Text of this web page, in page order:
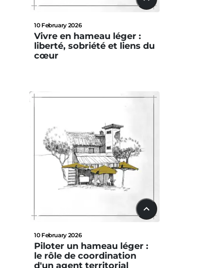
10 February 2026
Vivre en hameau léger :
liberté, sobriété et liens du
cœur
10 February 2026
Piloter un hameau léger :
le rôle de coordination
d'un agent territorial